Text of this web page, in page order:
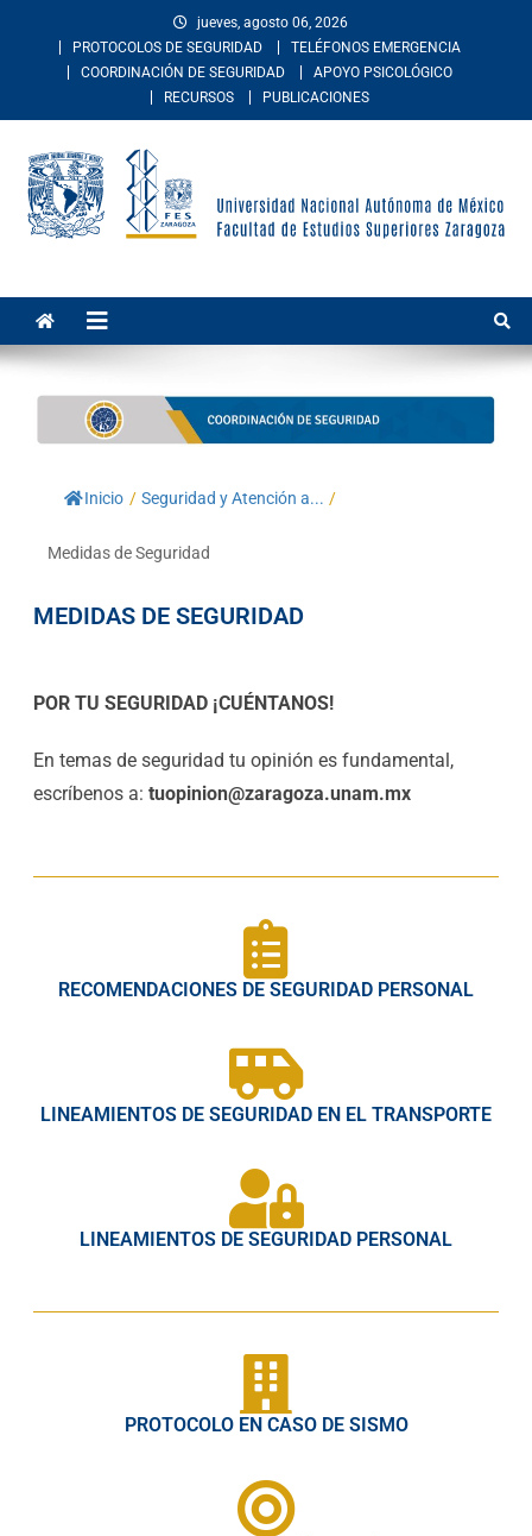
jueves, agosto 06, 2026
PROTOCOLOS DE SEGURIDAD
TELÉFONOS EMERGENCIA
COORDINACIÓN DE SEGURIDAD
APOYO PSICOLÓGICO
RECURSOS
PUBLICACIONES
Superiores Zaragoza
México. Imparte educación en los niveles de licenciatura y posgrado
en las áreas de las ciencias de la salud, sociales, del comportamiento,
Inicio / Seguridad y Atención a... /
Medidas de Seguridad
MEDIDAS DE SEGURIDAD
POR TU SEGURIDAD ¡CUÉNTANOS!
En temas de seguridad tu opinión es fundamental,
escríbenos a: tuopinion@zaragoza.unam.mx
RECOMENDACIONES DE SEGURIDAD PERSONAL
LINEAMIENTOS DE SEGURIDAD EN EL TRANSPORTE
LINEAMIENTOS DE SEGURIDAD PERSONAL
PROTOCOLO EN CASO DE SISMO